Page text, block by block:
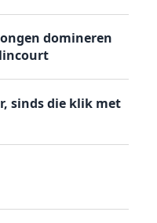
domineren
sinds die klik met